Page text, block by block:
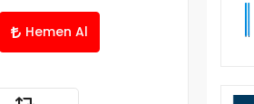
Hemen Al